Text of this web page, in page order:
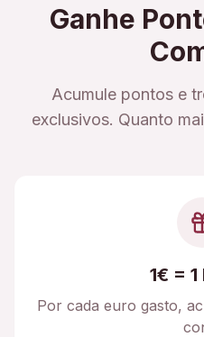
Ganhe
Acumule pontos e
exclusivos. Quanto
1€ =
Por cada euro gasto,